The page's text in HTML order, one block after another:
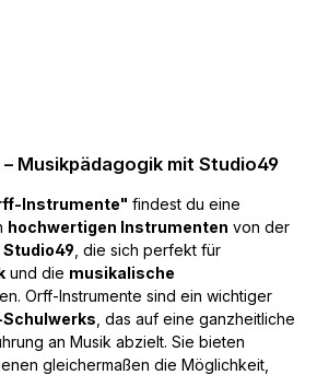
Musikpädagogik mit Studio49
Instrumente" findest du eine
hochwertigen Instrumenten von der
Studio49 , die sich perfekt für
und die musikalische
Orff-Instrumente sind ein wichtiger
, das auf eine ganzheitliche
an Musik abzielt. Sie bieten
gleichermaßen die Möglichkeit,